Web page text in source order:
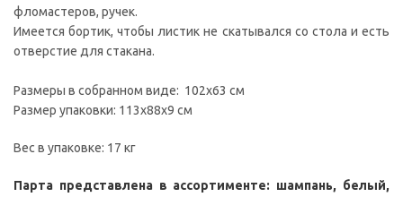
фломастеров, ручек.
Имеется бортик, чтобы листик не скатывался со стола и есть
отверстие для стакана.
Размеры в собранном виде: 102х63 см
Размер упаковки: 113х88х9 см
Вес в упаковке: 17 кг
Парта представлена в ассортименте: шампань, белый,